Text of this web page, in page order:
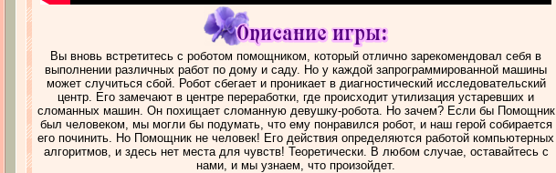
Вы вновь встретитесь с роботом помощником, который отлично зарекомендовал себя в
выполнении различных работ по дому и саду. Но у каждой запрограммированной машины
может случиться сбой. Робот сбегает и проникает в диагностический исследовательский
центр. Его замечают в центре переработки, где происходит утилизация устаревших и
сломанных машин. Он похищает сломанную девушку-робота. Но зачем? Если бы Помощник
был человеком, мы могли бы подумать, что ему понравился робот, и наш герой собирается
его починить. Но Помощник не человек! Его действия определяются работой компьютерных
алгоритмов, и здесь нет места для чувств! Теоретически. В любом случае, оставайтесь с
нами, и мы узнаем, что произойдет.